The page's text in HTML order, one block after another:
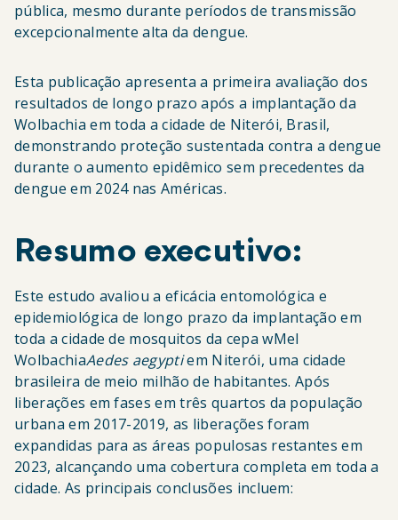
pública, mesmo durante períodos de transmissão
excepcionalmente alta da dengue.
Esta publicação apresenta a primeira avaliação dos
resultados de longo prazo após a implantação da
Wolbachia em toda a cidade de Niterói, Brasil,
demonstrando proteção sustentada contra a dengue
durante o aumento epidêmico sem precedentes da
dengue em 2024 nas Américas.
Resumo executivo:
Este estudo avaliou a eficácia entomológica e
epidemiológica de longo prazo da implantação em
toda a cidade de mosquitos da cepa wMel
WolbachiaAedes aegyptiem Niterói, uma cidade
brasileira de meio milhão de habitantes. Após
liberações em fases em três quartos da população
urbana em 2017-2019, as liberações foram
expandidas para as áreas populosas restantes em
2023, alcançando uma cobertura completa em toda a
cidade. As principais conclusões incluem: